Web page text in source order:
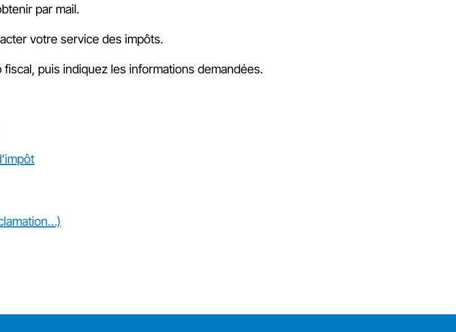
par mail.
votre service des impôts.
puis indiquez les informations demandées.